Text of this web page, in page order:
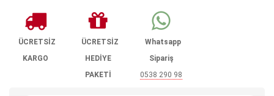
ÜCRETSİZ
KARGO
ÜCRETSİZ
HEDİYE
PAKETİ
Whatsapp
Sipariş
0538 290 98